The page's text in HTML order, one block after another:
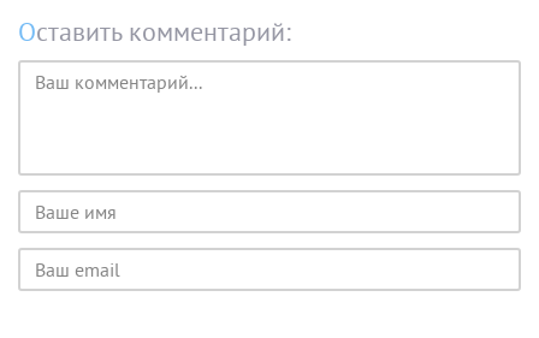
Оставить комментарий:
Текст
комментария
Имя
пользователя
Email
пользователя